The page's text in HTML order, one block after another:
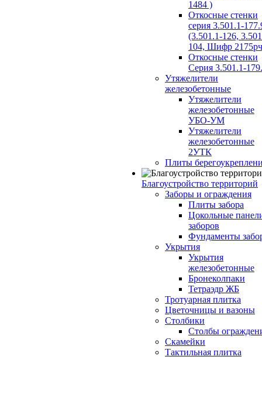
1484 )
Откосные стенки
серия 3.501.1-
(3.501.1-126,
104, Шифр
Откосные стенки
Серия 3.501.1-
Утяжелители
железобетонные
Утяжелители
железобетонные
УБО-УМ
Утяжелители
железобетонные
2УТК
Плиты
Благоустройство территорий
Заборы и ограждения
Плиты забора
Цокольные
заборов
Фундаменты
Укрытия
Укрытия
железобетонные
Бронеколпаки
Тетраэдр ЖБ
Тротуарная плитка
Цветочницы и вазоны
Столбики
Столбы
Скамейки
Тактильная плитка